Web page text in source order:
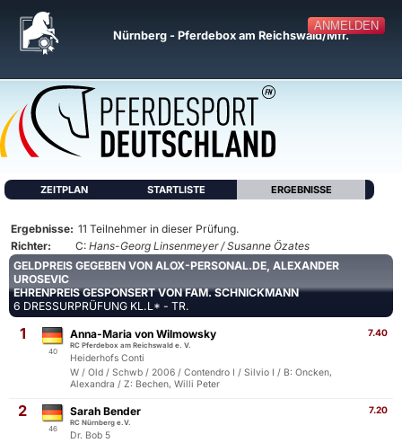
ANMELDEN
Nürnberg - Pferdebox am Reichswald/Mfr.
ZEITPLAN STARTLISTE ERGEBNISSE
Ergebnisse: 11 Teilnehmer in dieser Prüfung.
Richter:
C: Hans-Georg Linsenmeyer / Susanne Özates
GELDPREIS GEGEBEN VON ALOX-PERSONAL.DE, ALEXANDER
UROSEVIC
EHRENPREIS GESPONSERT VON FAM. SCHNICKMANN
6 DRESSURPRÜFUNG KL.L* - TR.
1
40
7.40
Anna-Maria von Wilmowsky
RC Pferdebox am Reichswald e. V.
Heiderhofs Conti
W / Old / Schwb / 2006 / Contendro I / Silvio I / B: Oncken,
Alexandra / Z: Bechen, Willi Peter
2
46
7.20
Sarah Bender
RC Nürnberg e.V.
Dr. Bob 5